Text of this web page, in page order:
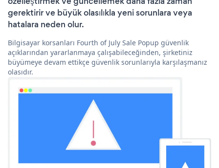
gerektirir ve büyük olasılıkla yeni sorunlara veya
hatalara neden olur.
Bilgisayar korsanları Fourth of July Sale Popup güvenlik
açıklarından yararlanmaya çalışabileceğinden, şirketiniz
büyümeye devam ettikçe güvenlik sorunlarıyla karşılaşmanız
olasıdır.